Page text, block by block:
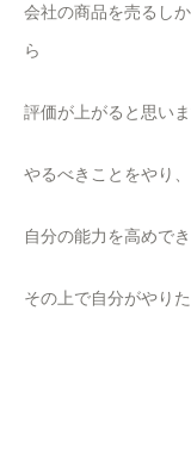
会社の商品を売るし
ら
評価が上がると思い
やるべきことをやり、
自分の能力を高めで
その上で自分がやり